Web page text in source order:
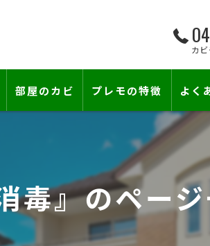
カ
部屋のカビ
壁紙下地防カビ工事
壁紙カビ・壁紙下地のカビ
賃貸住宅のカビ
プレモの特徴
床下のカビ
建築中のカビ
コンクリートのカビ
漏水事故のカビ
よく
毒』のペー